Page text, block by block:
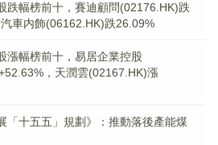
跌幅榜前十，賽迪顧問(02176.HK)跌
車内飾(06162.HK)跌26.09%
漲幅榜前十，易居企業控股
，天潤雲(02167.HK)漲
「十五五」規劃》：推動落後產能煤